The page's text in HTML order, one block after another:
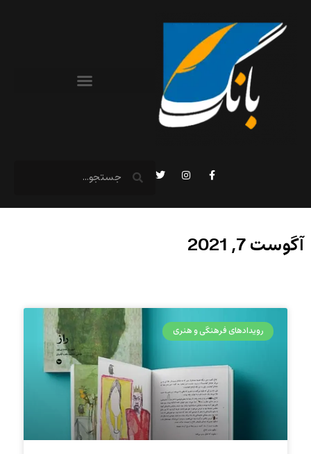
آگوست 7, 2021
رویدادهای فرهنگی و هنری